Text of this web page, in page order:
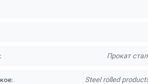
Прокат
Steel rolled